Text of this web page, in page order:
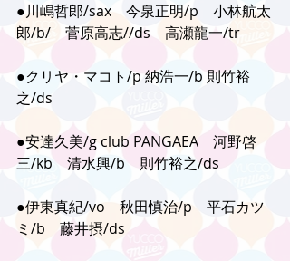
●川嶋哲郎/sax　今泉正明/p　小林航太
郎/b/　菅原高志//ds　高瀬龍一/tr
●クリヤ・マコト/p 納浩一/b 則竹裕
之/ds
●安達久美/g club PANGAEA　河野啓
三/kb　清水興/b　則竹裕之/ds
●伊東真紀/vo　秋田慎治/p　平石カツ
ミ/b　藤井摂/ds